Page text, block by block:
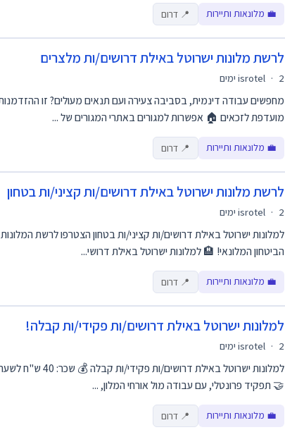
💼 מלונאות ותיירות 📍 דרום
לרשת מלונות ישרוטל באילת דרושים/ות מלצרים
isrotel · 2 ימים
מועדפת לזכאים 🏠 אפשרות למגורים באתרי המגורים של ...
💼 מלונאות ותיירות 📍 דרום
לרשת מלונות ישרוטל באילת דרושים/ות קציני/ות בטחון
isrotel · 2 ימים
למלונות ישרוטל באילת דרושים/ות קציני/ות בטחון הצטרפו לרשת
הביטחון המלונאי! 🏨 למלונות ישרוטל באילת דרושי...
💼 מלונאות ותיירות 📍 דרום
למלונות ישרוטל באילת דרושים/ות פקידי/ות קבלה!
isrotel · 2 ימים
🤝 תפקיד פרונטלי, עם עבודה מול אורחי המלון, ...
💼 מלונאות ותיירות 📍 דרום